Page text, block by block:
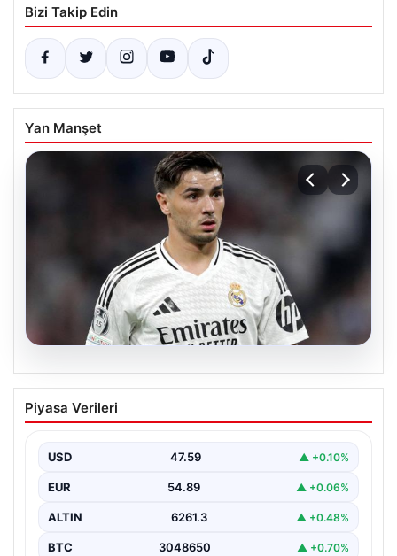
Bizi Takip Edin
Yan Manşet
05.08.2026
Beşiktaş’ın sağ kanat arayışında
İspanya rotası: Real Madrid’den sürpriz
Muhammed Salah için sürdürülen görüşmelerin son
alternatif çözümlere hız…
Piyasa Verileri
USD 47.59 ▲ +0.10%
EUR 54.89 ▲ +0.06%
ALTIN 6261.3 ▲ +0.48%
BTC 3048650 ▲ +0.70%